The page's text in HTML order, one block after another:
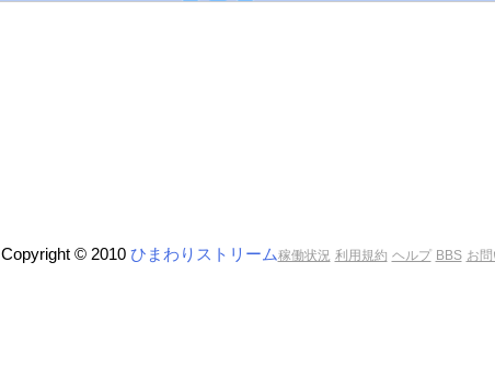
Copyright © 2010 ひまわりストリーム稼働状況 利用規約 ヘルプ BBS お